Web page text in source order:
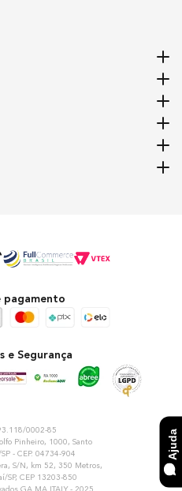
Ajuda
pagamento
e Segurança
0002-85
Pinheiro, 1000, Santo
- CEP. 04734-904
S/N, km 52, 350 Metros,
SP, CEP 13203-850